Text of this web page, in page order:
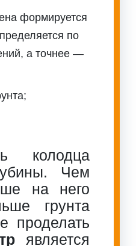
формируется
по
а точнее —
колодца
Чем
на него
грунта
проделать
является